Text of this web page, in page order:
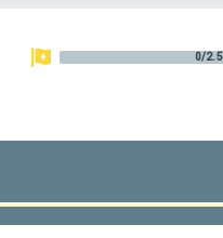
0/